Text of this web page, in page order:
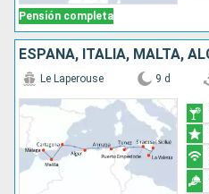
Pensión completa
Le Laperouse 9 d